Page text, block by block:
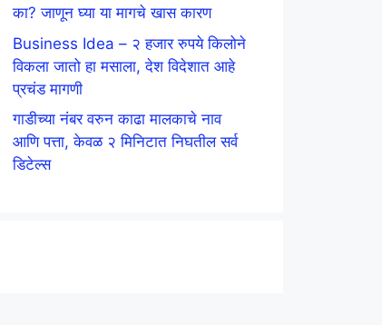
का? जाणून घ्या या मागचे खास कारण
Business Idea – २ हजार रुपये किलोने
विकला जातो हा मसाला, देश विदेशात आहे
प्रचंड मागणी
गाडीच्या नंबर वरुन काढा मालकाचे नाव
आणि पत्ता, केवळ २ मिनिटात निघतील सर्व
डिटेल्स